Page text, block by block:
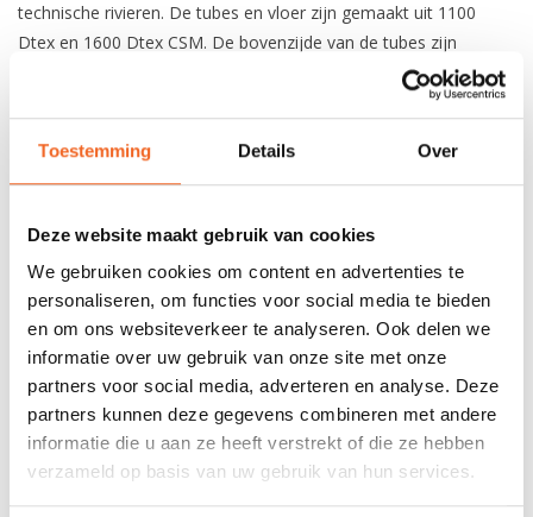
Toestemming Details Over
Deze website maakt gebruik van cookies
We gebruiken cookies om content en advertenties te
personaliseren, om functies voor social media te bieden
en om ons websiteverkeer te analyseren. Ook delen we
informatie over uw gebruik van onze site met onze
partners voor social media, adverteren en analyse. Deze
partners kunnen deze gegevens combineren met andere
informatie die u aan ze heeft verstrekt of die ze hebben
verzameld op basis van uw gebruik van hun services.
technische rivieren. De tubes en vloer zijn gemaakt uit 1100
Dtex en 1600 Dtex CSM. De bovenzijde van de tubes zijn
voorzien van Anti-Slick CSM en de onderzijde van een gumlaag.
De raft heeft vier handgrepen en tien 2'' roestvrijstalen D-ringen.
centimeter breed en is geschikt voor acht personen. De Spreu
Hippo 8SB voldoet aan de CE-veiligheidsnormen.
Specificaties
Ø tubes: 48 cm
Luchtkamers: 4+2+1
Als bedrijf of organisatie geïnteresseerd in het aanschaffen van
één of meer rafts? Informeer naar de mogelijkheden via
info@kajak.nl